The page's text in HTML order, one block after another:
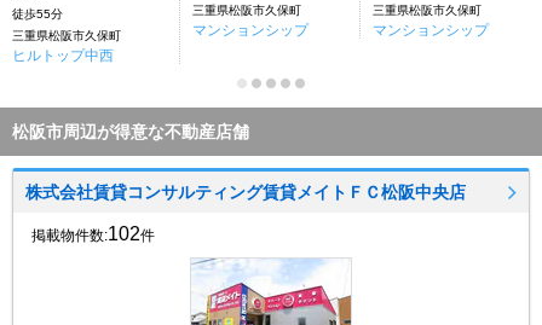
徒歩55分
三重県松阪市久保町
ヒルトップ中西
三重県松阪市久保町
マンションシップ
三重県松阪市久保町
マンションシップ
松阪市周辺が得意な不動産店舗
株式会社賃貸コンサルティング賃貸メイトＦＣ松阪中央店
掲載物件数:102件